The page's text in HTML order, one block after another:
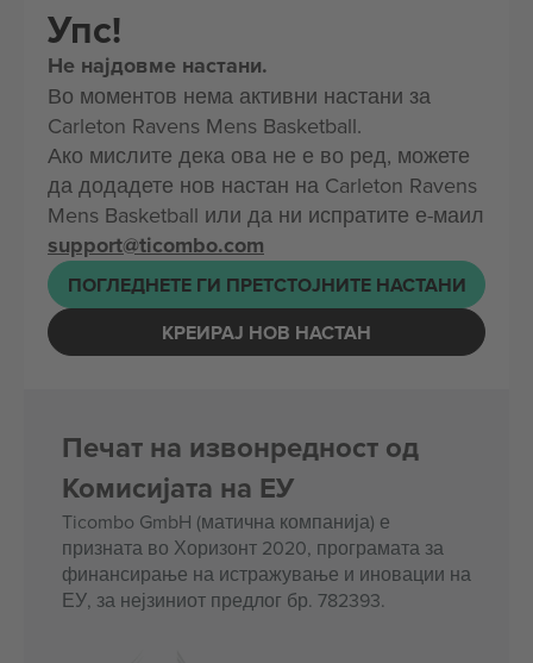
Упс!
Не најдовме настани.
Во моментов нема активни настани за
Carleton Ravens Mens Basketball.
Ако мислите дека ова не е во ред, можете
да додадете нов настан на Carleton Ravens
Mens Basketball или да ни испратите е-маил
support@ticombo.com
ПОГЛЕДНЕТЕ ГИ ПРЕТСТОЈНИТЕ НАСТАНИ
КРЕИРАЈ НОВ НАСТАН
Печат на извонредност од
Комисијата на ЕУ
Ticombo GmbH (матична компанија) е
призната во Хоризонт 2020, програмата за
финансирање на истражување и иновации на
ЕУ, за нејзиниот предлог бр. 782393.